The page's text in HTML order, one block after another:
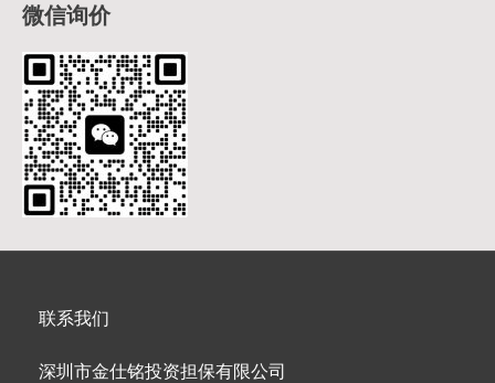
微信询价
联系我们
深圳市金仕铭投资担保有限公司